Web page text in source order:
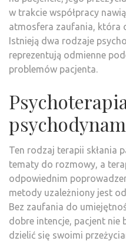
w trakcie współpracy
atmosfera zaufania, która
Istnieją dwa rodzaje
reprezentują odmienne
problemów pacjenta.
Ten rodzaj terapii skłania
tematy do rozmowy, a
odpowiednim
metody uzależniony jest
Bez zaufania do
dobre intencje, pacjent nie
dzielić się swoimi